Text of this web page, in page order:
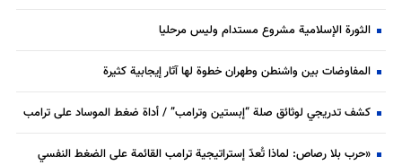
الثورة الإسلامية مشروع مستدام وليس مرحليا
المفاوضات بين واشنطن وطهران خطوة لها آثار إيجابية كثيرة
كشف تدريجي لوثائق صلة “إبستين وترامب” / أداة ضغط الموساد على ترامب
«حرب بلا رصاص: لماذا تُعدّ إستراتيجية ترامب القائمة على الضغط النفسي